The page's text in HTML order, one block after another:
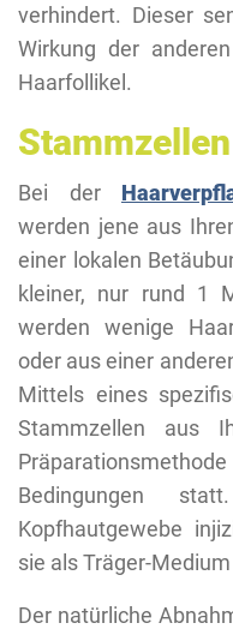
verhindert. Dieser
Wirkung der
Haarfollikel.
Stammzellen
Bei der
werden jene aus
einer lokalen
kleiner, nur rund 1
werden wenige
oder aus einer
Mittels eines
Stammzellen aus
Bedingungen
Kopfhautgewebe
sie als Träger-
Der natürliche